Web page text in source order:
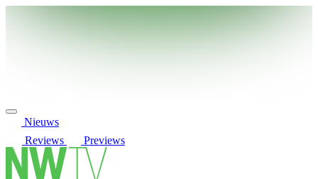
Nieuws
Reviews
Previews